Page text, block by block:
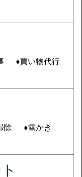
♦買い物代行
除
♦雪かき